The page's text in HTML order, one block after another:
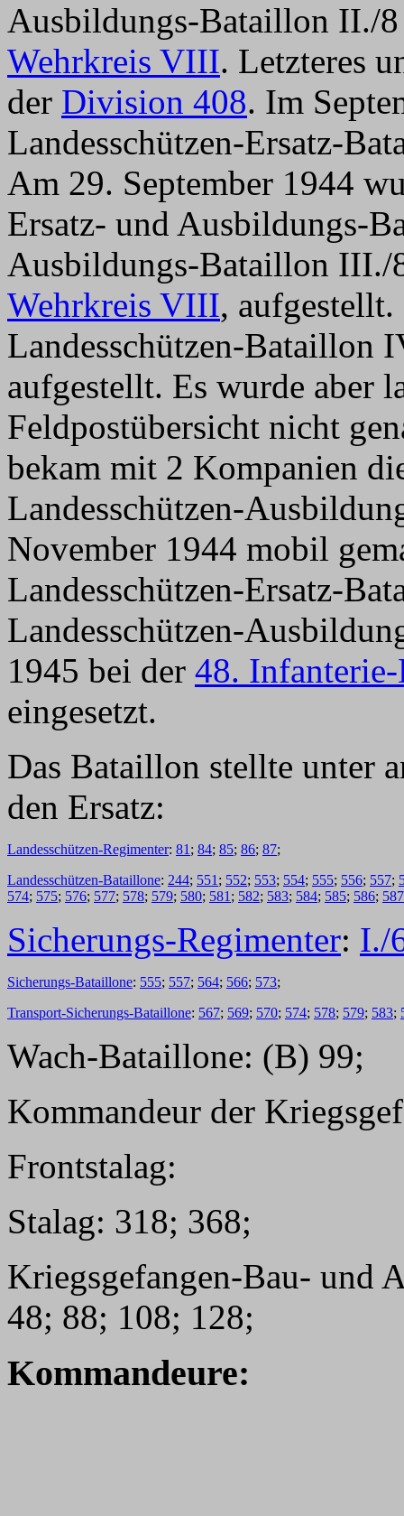
Ausbildungs-Bataillon II./
Wehrkreis VIII. Letzteres
der Division 408. Im
Landesschützen-Ersatz-
Am 29. September 1944
Ersatz- und Ausbildungs-
Ausbildungs-Bataillon III./
Wehrkreis VIII,
Landesschützen-Bataillon
aufgestellt. Es wurde aber
Feldpostübersicht nicht
bekam mit 2 Kompanien
Landesschützen-
November 1944 mobil
Landesschützen-Ersatz-
Landesschützen-
1945 bei der 48.
eingesetzt.
Das Bataillon stellte unter
den Ersatz:
Landesschützen-Regimenter: 81 ; 84; 85; 86; 87;
Landesschützen-Bataillone: 244; 551 ; 552; 553; 554; 555; 556; 557;
574; 575; 576; 577; 578; 579; 580; 581 ; 582; 583; 584; 585; 586; 587
Sicherungs-Regimenter: I./
Sicherungs-Bataillone: 555; 557; 564; 566; 573;
Transport-Sicherungs-Bataillone: 567; 569; 570; 574; 578; 579; 583;
Wach-Bataillone: (B) 99;
Kommandeur der
Frontstalag:
Stalag: 318; 368;
Kriegsgefangen-Bau- und
48; 88; 108; 128;
Kommandeure: